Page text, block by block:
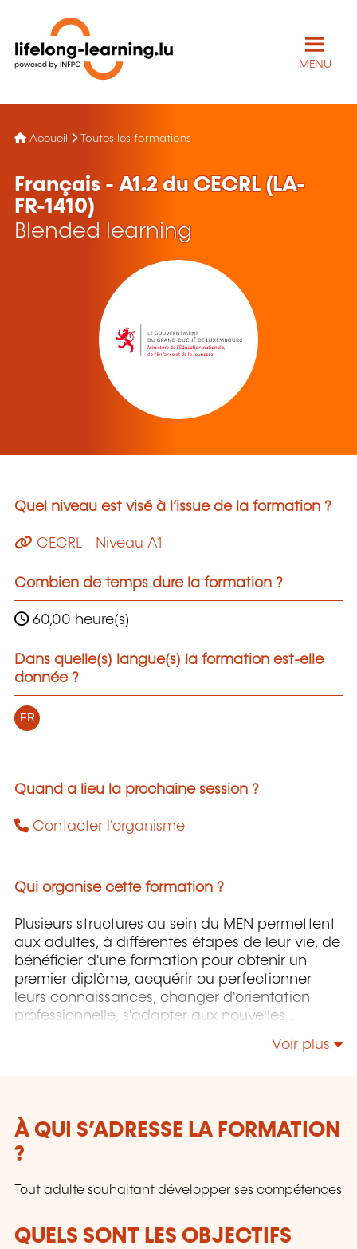
MENU
Accueil Toutes les formations
Français - A1.2 du CECRL (LA-
FR-1410)
Blended learning
Quel niveau est visé à l’issue de la formation ?
CECRL - Niveau A1
Combien de temps dure la formation ?
60,00 heure(s)
Dans quelle(s) langue(s) la formation est-elle
donnée ?
FR
Quand a lieu la prochaine session ?
Contacter l'organisme
Qui organise cette formation ?
Plusieurs structures au sein du MEN permettent
aux adultes, à différentes étapes de leur vie, de
bénéficier d'une formation pour obtenir un
premier diplôme, acquérir ou perfectionner
leurs connaissances, changer d'orientation
professionnelle, s'adapter aux nouvelles
technologies, enrichir leur culture personnelle...
Voir plus
À QUI S’ADRESSE LA FORMATION
?
Tout adulte souhaitant développer ses compétences
QUELS SONT LES OBJECTIFS